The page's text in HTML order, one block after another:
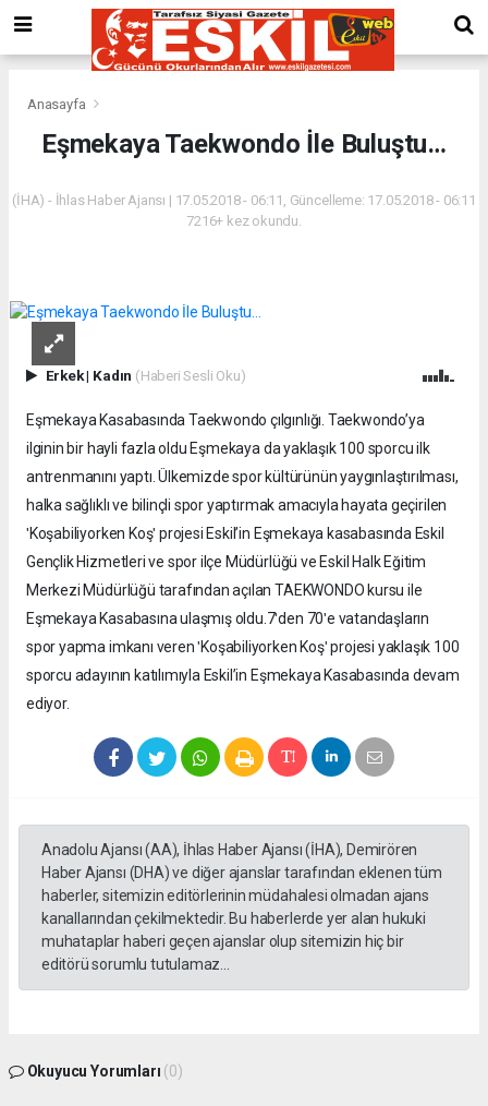
Anasayfa
Eşmekaya Taekwondo İle Buluştu…
(İHA) - İhlas Haber Ajansı | 17.05.2018 - 06:11, Güncelleme: 17.05.2018 - 06:11
7216+ kez okundu.
Erkek| Kadın (Haberi Sesli Oku)
Eşmekaya Kasabasında Taekwondo çılgınlığı. Taekwondo’ya
ilginin bir hayli fazla oldu Eşmekaya da yaklaşık 100 sporcu ilk
antrenmanını yaptı. Ülkemizde spor kültürünün yaygınlaştırılması,
halka sağlıklı ve bilinçli spor yaptırmak amacıyla hayata geçirilen
ʹKoşabiliyorken Koşʹ projesi Eskil’in Eşmekaya kasabasında Eskil
Gençlik Hizmetleri ve spor ilçe Müdürlüğü ve Eskil Halk Eğitim
Merkezi Müdürlüğü tarafından açılan TAEKWONDO kursu ile
Eşmekaya Kasabasına ulaşmış oldu.7ʹden 70ʹe vatandaşların
spor yapma imkanı veren ʹKoşabiliyorken Koşʹ projesi yaklaşık 100
sporcu adayının katılımıyla Eskil’in Eşmekaya Kasabasında devam
ediyor.
Anadolu Ajansı (AA), İhlas Haber Ajansı (İHA), Demirören
Haber Ajansı (DHA) ve diğer ajanslar tarafından eklenen tüm
haberler, sitemizin editörlerinin müdahalesi olmadan ajans
kanallarından çekilmektedir. Bu haberlerde yer alan hukuki
muhataplar haberi geçen ajanslar olup sitemizin hiç bir
editörü sorumlu tutulamaz...
Okuyucu Yorumları (0)